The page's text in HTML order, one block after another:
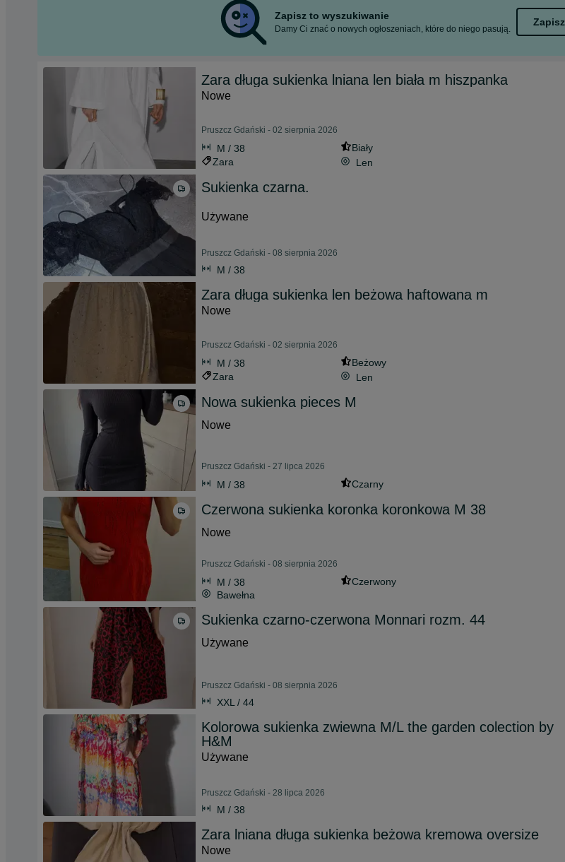
Zapisz to wyszukiwanie
Damy Ci znać o nowych ogłoszeniach, które do niego pasują.
Zapisz
Zara długa sukienka lniana len biała m hiszpanka
Nowe
Pruszcz Gdański - 02 sierpnia 2026
M / 38
Biały
Zara
Len
Sukienka czarna.
Używane
Pruszcz Gdański - 08 sierpnia 2026
M / 38
Zara długa sukienka len beżowa haftowana m
Nowe
Pruszcz Gdański - 02 sierpnia 2026
M / 38
Beżowy
Zara
Len
Nowa sukienka pieces M
Nowe
Pruszcz Gdański - 27 lipca 2026
M / 38 Czarny
Czerwona sukienka koronka koronkowa M 38
Nowe
Pruszcz Gdański - 08 sierpnia 2026
M / 38
Czerwony
Bawełna
Sukienka czarno-czerwona Monnari rozm. 44
Używane
Pruszcz Gdański - 08 sierpnia 2026
XXL / 44
Kolorowa sukienka zwiewna M/L the garden colection by
H&M
Używane
Pruszcz Gdański - 28 lipca 2026
M / 38
Zara lniana długa sukienka beżowa kremowa oversize
Nowe